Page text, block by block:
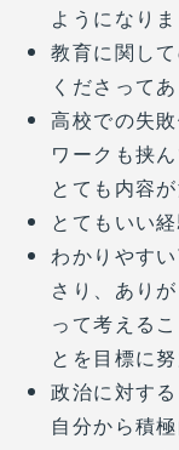
ようになりま
教育に関し
くださって
高校での失
ワークも挟
とても内容
とてもいい
わかりやす
さり、あり
って考える
とを目標に
政治に対す
自分から積